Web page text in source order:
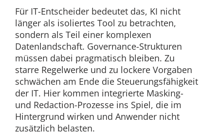
Für IT-Entscheider bedeutet das, KI nicht
länger als isoliertes Tool zu betrachten,
sondern als Teil einer komplexen
Datenlandschaft. Governance-Strukturen
müssen dabei pragmatisch bleiben. Zu
starre Regelwerke und zu lockere Vorgaben
schwächen am Ende die Steuerungsfähigkeit
der IT. Hier kommen integrierte Masking-
und Redaction-Prozesse ins Spiel, die im
Hintergrund wirken und Anwender nicht
zusätzlich belasten.